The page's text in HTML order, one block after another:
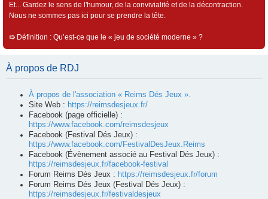
Et... Gardez le sens de l'humour, de la convivialité et de la décontraction.
Nous ne sommes pas ici pour se prendre la tête.
➯ Définition : Qu’est-ce que le « jeu de société moderne » ?
À propos de RDJ
À propos de l'association « Reims Dés Jeux ».
Site Web : https://reimsdesjeux.fr/
Facebook (page officielle) :
https://www.facebook.com/reimsdesjeux
Facebook (Festival Dés Jeux) :
https://www.facebook.com/FestivalDesJeux.Reims
Facebook (Évènement associé au Festival Dés Jeux) :
https://reimsdesjeux.fr/facebook-festival
Forum Reims Dés Jeux : https://reimsdesjeux.fr/forum
Forum Reims Dés Jeux (Festival Dés Jeux) :
https://reimsdesjeux.fr/festivaldesjeux